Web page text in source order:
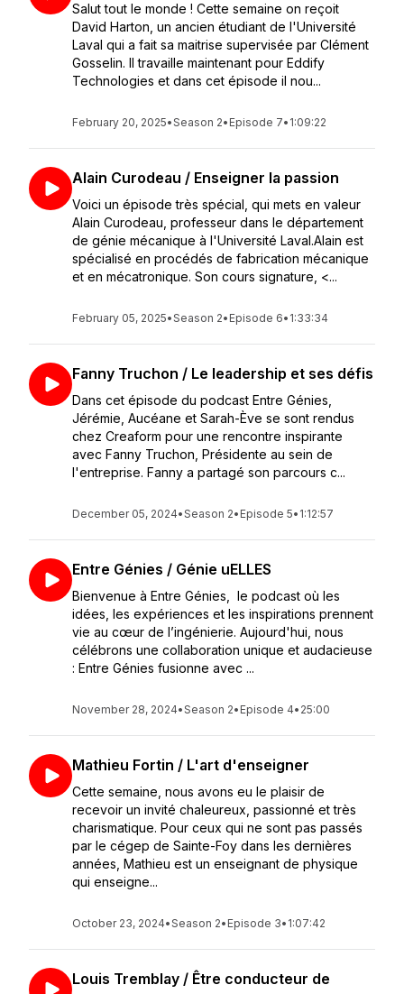
Salut tout le monde ! Cette semaine on reçoit
David Harton, un ancien étudiant de l'Université
Laval qui a fait sa maitrise supervisée par Clément
Gosselin. Il travaille maintenant pour Eddify
Technologies et dans cet épisode il nou...
February 20, 2025•Season 2• Episode 7• 1:09:22
Alain Curodeau / Enseigner la passion
Voici un épisode très spécial, qui mets en valeur
Alain Curodeau, professeur dans le département
de génie mécanique à l'Université Laval.Alain est
spécialisé en procédés de fabrication mécanique
et en mécatronique. Son cours signature, <...
February 05, 2025•Season 2• Episode 6• 1:33:34
Fanny Truchon / Le leadership et ses défis
Dans cet épisode du podcast Entre Génies,
Jérémie, Aucéane et Sarah-Ève se sont rendus
chez Creaform pour une rencontre inspirante
avec Fanny Truchon, Présidente au sein de
l'entreprise. Fanny a partagé son parcours c...
December 05, 2024•Season 2• Episode 5• 1:12:57
Entre Génies / Génie uELLES
Bienvenue à Entre Génies, le podcast où les
idées, les expériences et les inspirations prennent
vie au cœur de l’ingénierie. Aujourd'hui, nous
célébrons une collaboration unique et audacieuse
: Entre Génies fusionne avec ...
November 28, 2024•Season 2• Episode 4• 25:00
Mathieu Fortin / L'art d'enseigner
Cette semaine, nous avons eu le plaisir de
recevoir un invité chaleureux, passionné et très
charismatique. Pour ceux qui ne sont pas passés
par le cégep de Sainte-Foy dans les dernières
années, Mathieu est un enseignant de physique
qui enseigne...
October 23, 2024•Season 2• Episode 3• 1:07:42
Louis Tremblay / Être conducteur de